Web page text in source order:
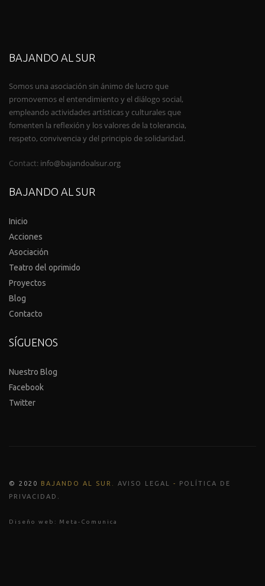
BAJANDO AL SUR
Somos una asociación sin ánimo de lucro que
promovemos el entendimiento y el diálogo social,
empleando actividades artísticas y culturales que
fomenten la reflexión y los valores de la tolerancia,
respeto, convivencia y del principio de solidaridad.
Contact: info@bajandoalsur.org
BAJANDO AL SUR
Inicio
Acciones
Asociación
Teatro del oprimido
Proyectos
Blog
Contacto
SÍGUENOS
Nuestro Blog
Facebook
Twitter
© 2020 BAJANDO AL SUR AVISO LEGAL - POLÍTICA DE
PRIVACIDAD .
Diseño web: Meta-Comunica